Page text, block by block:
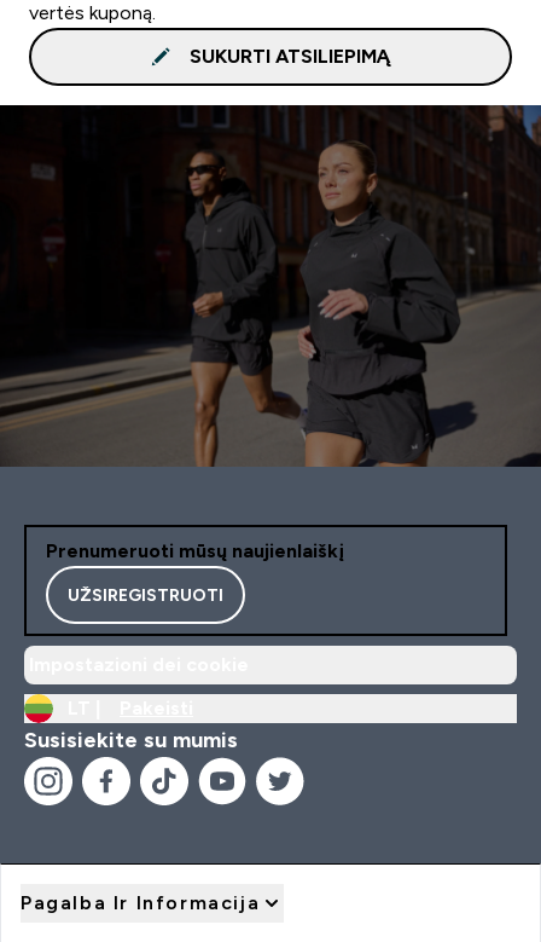
vertės kuponą.
SUKURTI ATSILIEPIMĄ
Prenumeruoti mūsų naujienlaiškį
UŽSIREGISTRUOTI
Susisiekite su mumis
Pagalba Ir Informacija